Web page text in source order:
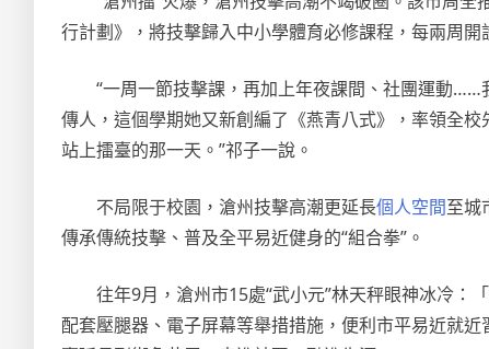
行計劃》，將技擊歸入中小學體育必修課程，每兩周
“一周一節技擊課，再加上年夜課間、社團運動
傳人，這個學期她又新創編了《燕青八式》，率領全校
站上擂臺的那一天。”祁子一說。
不局限于校園，滄州技擊高潮更延長個人空間至城
傳承傳統技擊、普及全平易近健身的“組合拳”。
往年9月，滄州市15處“武小元”林天秤眼神冰冷：
配套壓腿器、電子屏幕等舉措措施，便利市平易近就